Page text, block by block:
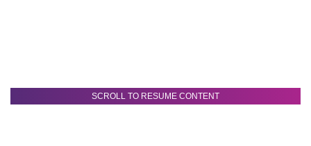
SCROLL TO RESUME CONTENT